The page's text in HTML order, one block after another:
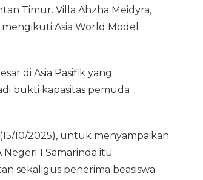
Timur. Villa Ahzha Meidyra,
Asia World Model
di Asia Pasifik yang
bukti kapasitas pemuda
10/2025), untuk menyampaikan
1 Samarinda itu
sekaligus penerima beasiswa